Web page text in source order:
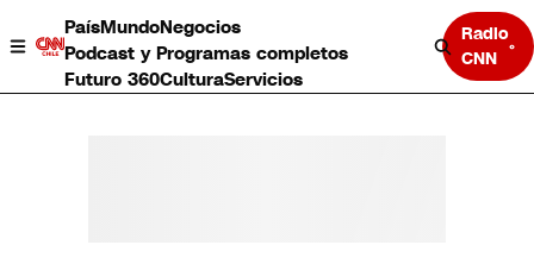
PaísMundoNegocios
Podcast y Programas completos
Futuro 360CulturaServicios
Radio
CNN